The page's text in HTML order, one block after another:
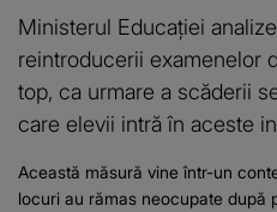
Ministerul Educației
reintroducerii examenelor
top, ca urmare a scăderii
care elevii intră în aceste
Această măsură vine într-un
locuri au rămas neocupate după